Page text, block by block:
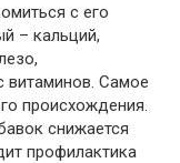
с его
– кальций,
Самое
происхождения.
снижается
профилактика